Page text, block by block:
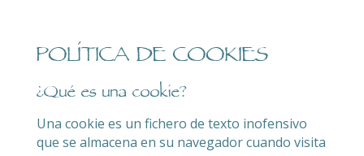
POLÍTICA DE COOKIES
¿Qué es una cookie?
Una cookie es un fichero de texto inofensivo
que se almacena en su navegador cuando visita